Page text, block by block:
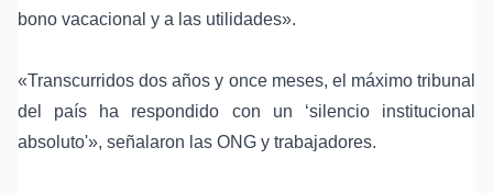
bono vacacional y a las utilidades».
«Transcurridos dos años y once meses, el máximo tribunal
del país ha respondido con un ‘silencio institucional
absoluto'», señalaron las ONG y trabajadores.